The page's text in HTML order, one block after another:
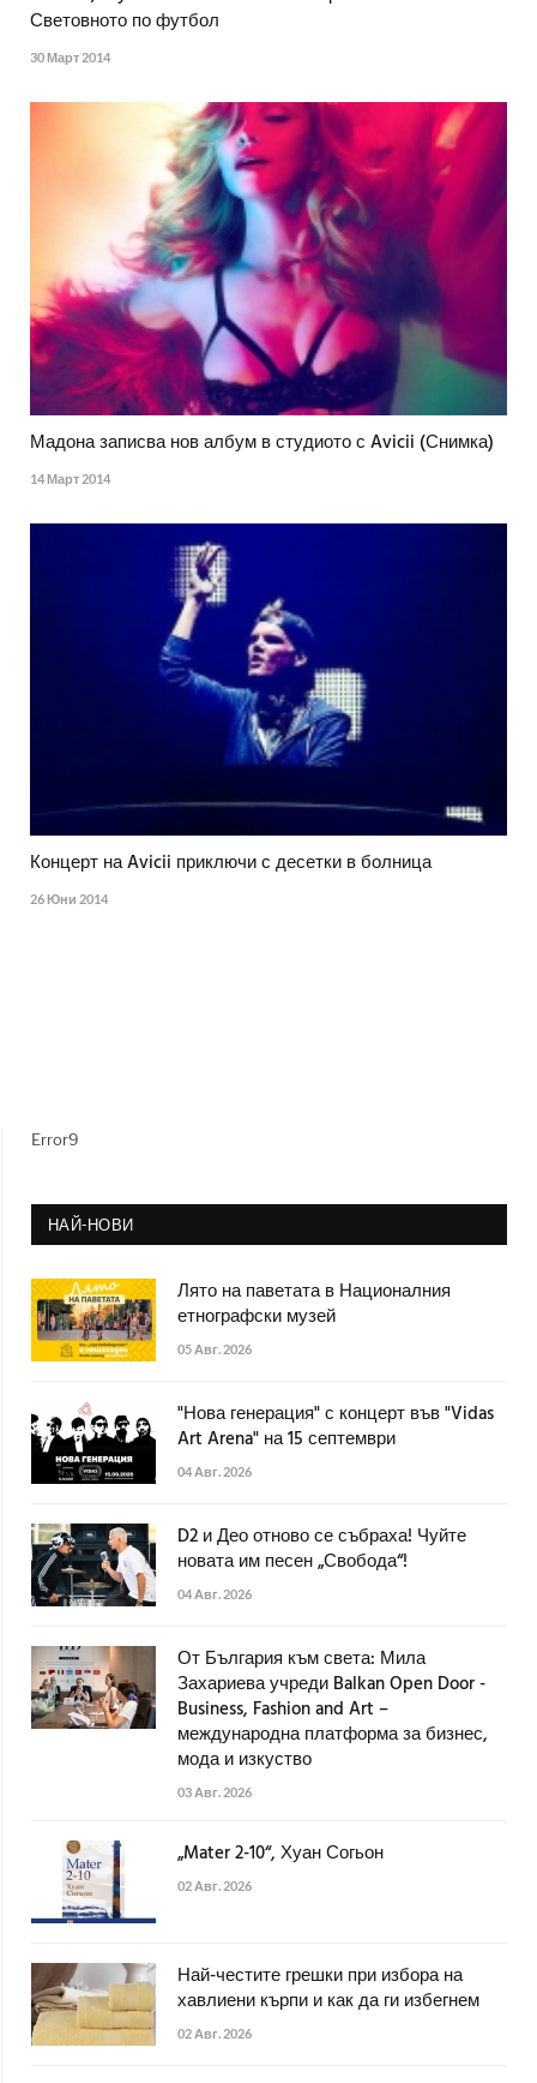
Световното по футбол
30 Март 2014
Мадона записва нов албум в студиото с Avicii (Снимка)
14 Март 2014
Концерт на Avicii приключи с десетки в болница
26 Юни 2014
Error9
НАЙ-НОВИ
Лято на паветата в Националния
етнографски музей
05 Авг. 2026
"Нова генерация" с концерт във "Vidas
Art Arena" на 15 септември
04 Авг. 2026
D2 и Део отново се събраха! Чуйте
новата им песен „Свобода“!
04 Авг. 2026
От България към света: Мила
Захариева учреди Balkan Open Door -
Business, Fashion and Art –
международна платформа за бизнес,
мода и изкуство
03 Авг. 2026
„Mater 2-10“, Хуан Согьон
02 Авг. 2026
Най-честите грешки при избора на
хавлиени кърпи и как да ги избегнем
02 Авг. 2026